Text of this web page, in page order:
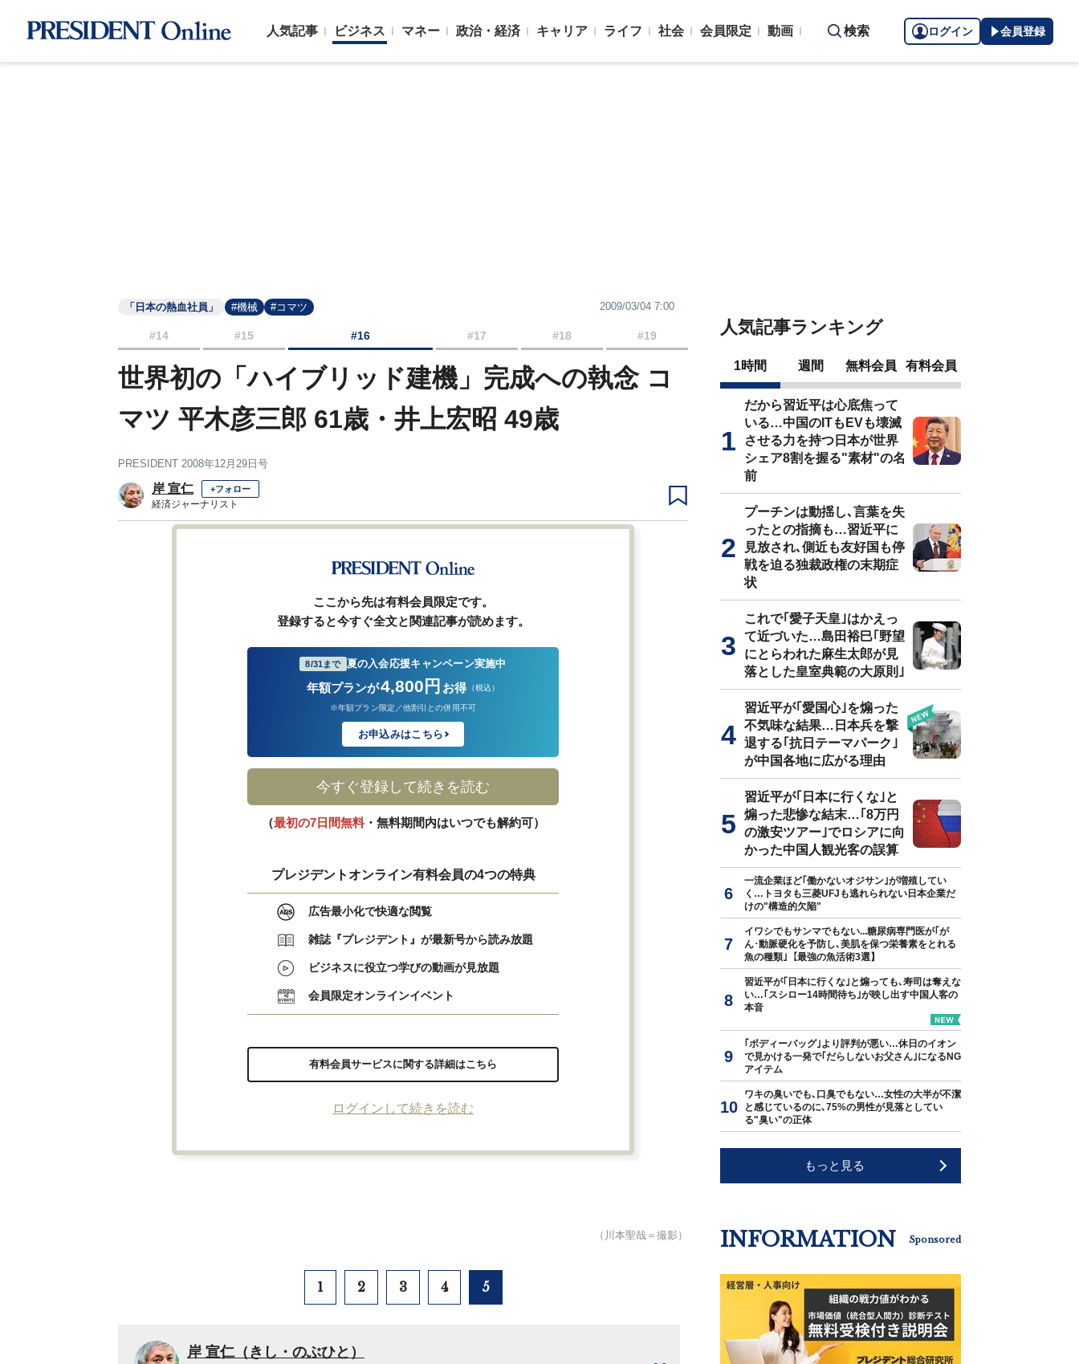
人気記事 ビジネス マネー 政治・経済 キャリア ライフ 社会 会員限定 動画 検索 ログイン 会員登録
「日本の熱血社員」 #機械 #コマツ 2009/03/04 7:00
#14 #15 #16 #17 #18 #19
世界初の「ハイブリッド建機」完成への執念 コ
マツ 平木彦三郎 61歳・井上宏昭 49歳
PRESIDENT 2008年12月29日号
岸 宣仁 +フォロー
経済ジャーナリスト
ここから先は有料会員限定です。
登録すると今すぐ全文と関連記事が読めます。
8/31まで 夏の入会応援キャンペーン実施中
年額プランが4,800円 お得 （税込）
※年額プラン限定／他割引との併用不可
お申込みはこちら
今すぐ登録して続きを読む
（最初の7日間無料・無料期間内はいつでも解約可）
プレジデントオンライン有料会員の4つの特典
広告最小化で快適な閲覧
雑誌『プレジデント』が最新号から読み放題
ビジネスに役立つ学びの動画が見放題
会員限定オンラインイベント
有料会員サービスに関する詳細はこちら
ログインして続きを読む
（川本聖哉＝撮影）
1 2 3 4 5
岸 宣仁（きし・のぶひと）
人気記事ランキング
1時間 週間 無料会員 有料会員
だから習近平は心底焦って
いる…中国のITもEVも壊滅
させる力を持つ日本が世界
シェア8割を握る"素材"の名
前
プーチンは動揺し､言葉を失
ったとの指摘も…習近平に
見放され､側近も友好国も停
戦を迫る独裁政権の末期症
状
これで｢愛子天皇｣はかえっ
て近づいた…島田裕巳｢野望
にとらわれた麻生太郎が見
落とした皇室典範の大原則｣
習近平が｢愛国心｣を煽った
不気味な結果…日本兵を撃
退する｢抗日テーマパーク｣
が中国各地に広がる理由
習近平が｢日本に行くな｣と
煽った悲惨な結末…｢8万円
の激安ツアー｣でロシアに向
かった中国人観光客の誤算
一流企業ほど｢働かないオジサン｣が増殖してい
く…トヨタも三菱UFJも逃れられない日本企業だ
けの"構造的欠陥"
イワシでもサンマでもない...糖尿病専門医が｢が
ん･動脈硬化を予防し､美肌を保つ栄養素をとれる
魚の種類｣【最強の魚活術3選】
習近平が｢日本に行くな｣と煽っても､寿司は奪えな
い…｢スシロー14時間待ち｣が映し出す中国人客の
本音
｢ボディーバッグ｣より評判が悪い…休日のイオン
で見かける一発で｢だらしないお父さん｣になるNG
アイテム
ワキの臭いでも､口臭でもない…女性の大半が不潔
と感じているのに､75%の男性が見落としてい
る"臭い"の正体
もっと見る
INFORMATION Sponsored